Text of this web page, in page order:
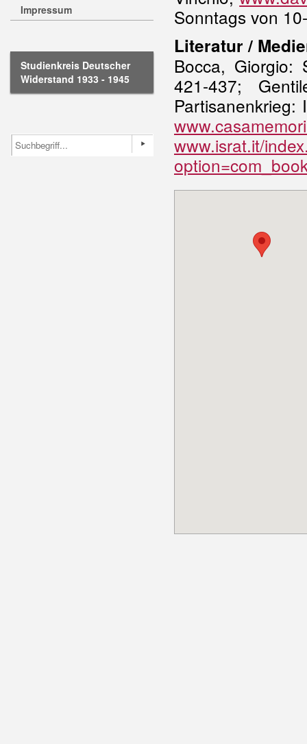
Impressum
Studienkreis Deutscher
Widerstand 1933 - 1945
Sonntags von
Literatur /
Bocca, Giorgio:
421-437;
www.israt.it/